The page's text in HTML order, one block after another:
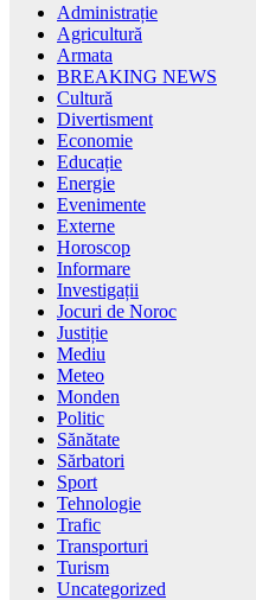
Administrație
Agricultură
Armata
BREAKING NEWS
Cultură
Divertisment
Economie
Educație
Energie
Evenimente
Externe
Horoscop
Informare
Investigații
Jocuri de Noroc
Justiție
Mediu
Meteo
Monden
Politic
Sănătate
Sărbatori
Sport
Tehnologie
Trafic
Transporturi
Turism
Uncategorized